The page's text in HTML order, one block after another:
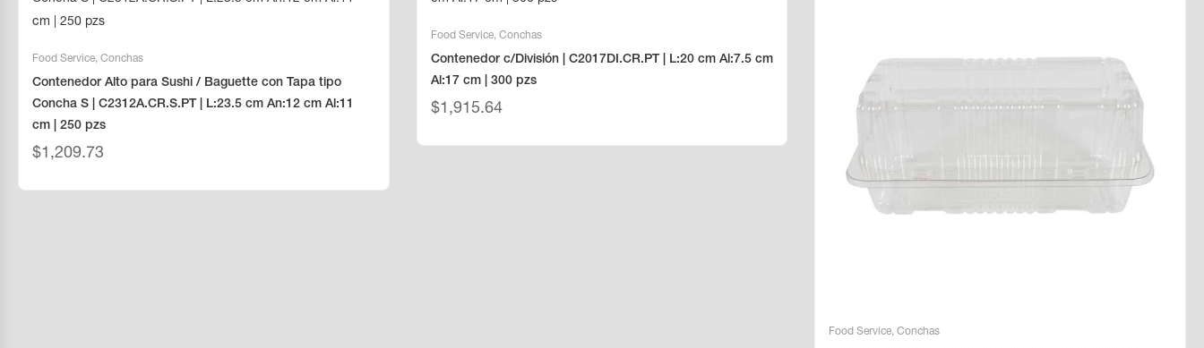
Food Service, Conchas
Contenedor Alto para Sushi / Baguette con Tapa tipo
Concha S | C2312A.CR.S.PT | L:23.5 cm An:12 cm Al:11
cm | 250 pzs
$1,209.73
Food Service, Conchas
Contenedor c/División | C2017DI.CR.PT | L:20 cm Al:7.5 cm
Al:17 cm | 300 pzs
$1,915.64
Food Service,Conchas